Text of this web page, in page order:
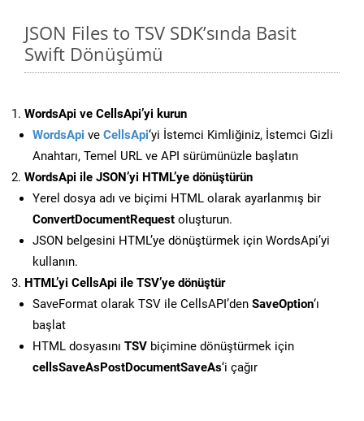
JSON Files to TSV SDK’sında Basit
Swift Dönüşümü
WordsApi ve CellsApi’yi kurun
WordsApi ve CellsApi‘yi İstemci Kimliğiniz, İstemci Gizli
Anahtarı, Temel URL ve API sürümünüzle başlatın
WordsApi ile JSON’yi HTML’ye dönüştürün
Yerel dosya adı ve biçimi HTML olarak ayarlanmış bir
ConvertDocumentRequest oluşturun.
JSON belgesini HTML’ye dönüştürmek için WordsApi’yi
kullanın.
HTML’yi CellsApi ile TSV’ye dönüştür
SaveFormat olarak TSV ile CellsAPI’den SaveOption‘ı
başlat
HTML dosyasını TSV biçimine dönüştürmek için
cellsSaveAsPostDocumentSaveAs‘i çağır